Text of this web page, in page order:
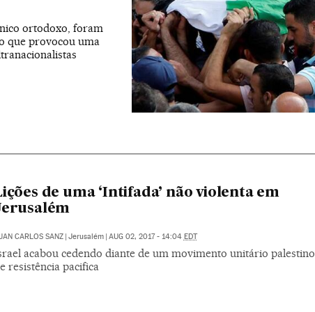
ortodoxo, foram
que provocou uma
de uma ‘Intifada’ não violenta em
CARLOS SANZ | Jerusalém | AUG 02, 2017 - 14:04 EDT
acabou cedendo diante de um movimento unitário palestino
resistência pacifica